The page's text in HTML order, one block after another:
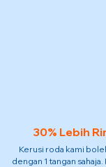
30% Lebih
Kerusi roda kami
dengan 1 tangan